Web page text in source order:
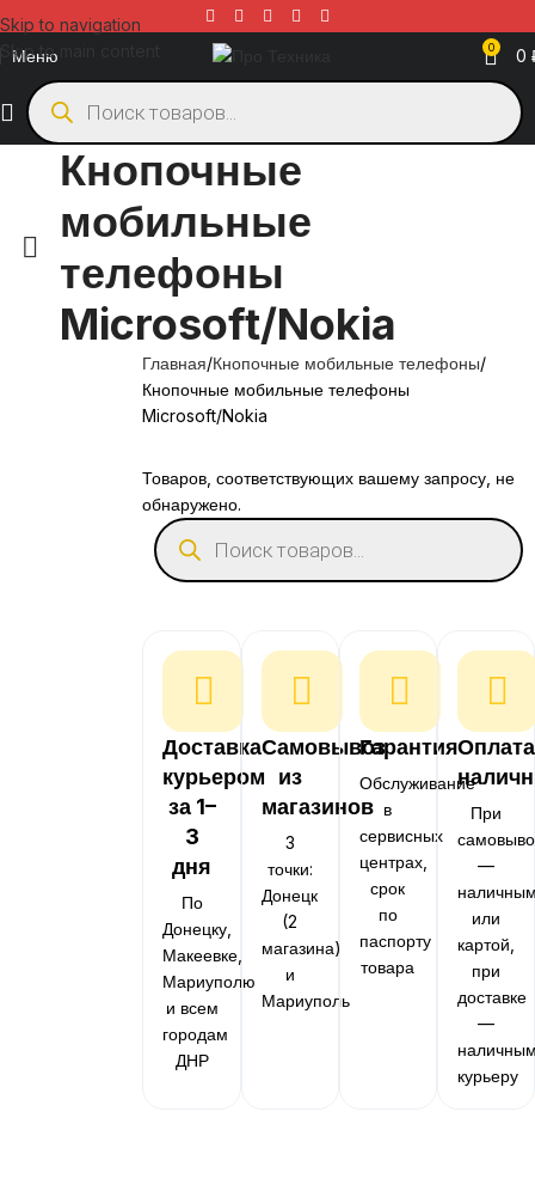
Skip to navigation
Skip to main content
Меню 0 0
Кнопочные
мобильные
телефоны
Microsoft/Nokia
Главная Кнопочные мобильные телефоны
Кнопочные мобильные телефоны
Microsoft/Nokia
Товаров, соответствующих вашему запросу, не
обнаружено.
Доставка
курьером
за 1–
3
дня
По
Донецку,
Макеевке,
Мариуполю
и всем
городам
ДНР
Самовывоз
из
магазинов
3
точки:
Донецк
(2
магазина)
и
Мариуполь
Гарантия
Обслуживание
в
сервисных
центрах,
срок
по
паспорту
товара
Оплата
При
—
или
картой,
при
доставке
—
курьеру